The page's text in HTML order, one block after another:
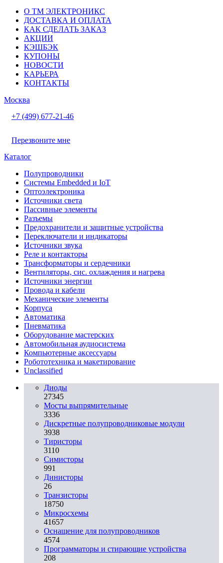
О ТМ ЭЛЕКТРОНИКС
ДОСТАВКА И ОПЛАТА
КАК СДЕЛАТЬ ЗАКАЗ
АКЦИИ
КЭШБЭК
КУПОНЫ
НОВОСТИ
КАРЬЕРА
КОНТАКТЫ
Москва
+7 (499) 677-21-46
Перезвоните мне
Каталог
Полупроводники
Системы Embedded и IoT
Oптоэлектроника
Источники света
Пассивные элементы
Разъeмы
Предохранители и защитные устройства
Переключатели и индикаторы
Источники звука
Реле и контакторы
Трансформаторы и сердечники
Вентиляторы, сис. охлаждения и нагрева
Источники энергии
Провода и кабели
Механические элементы
Корпуса
Автоматика
Пневматика
Оборудование мастерских
Автомобильная аудиосистема
Компьютерные аксессуары
Робототехника и макетирование
Unclassified
Диоды
27345
Мосты выпрямительные
3336
Дискретные полупроводниковые модули
3938
Тиристоры
3110
Симисторы
991
Динисторы
26
Транзисторы
18750
Микросхемы
41657
Оснащение для полупроводников
4574
Программаторы и стирающие устройства
208